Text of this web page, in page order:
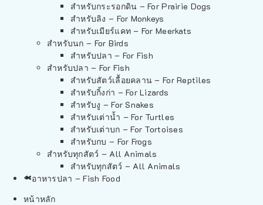
สำหรับกระรอกดิน – For Prairie Dogs
สำหรับลิง – For Monkeys
สำหรับเมียร์แคท – For Meerkats
สำหรับนก – For Birds
สำหรับปลา – For Fish
สำหรับปลา – For Fish
สำหรับสัตว์เลื้อยคลาน – For Reptiles
สำหรับกิ้งก่า – For Lizards
สำหรับงู – For Snakes
สำหรับเต่าน้ำ – For Turtles
สำหรับเต่าบก – For Tortoises
สำหรับกบ – For Frogs
สำหรับทุกสัตว์ – All Animals
สำหรับทุกสัตว์ – All Animals
อาหารปลา – Fish Food
หน้าหลัก